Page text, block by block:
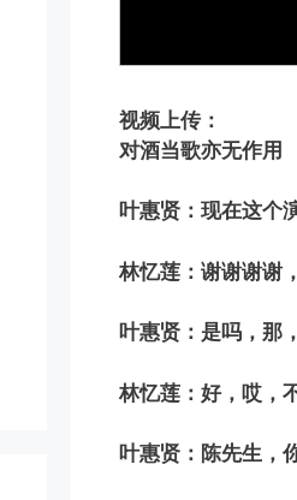
视频上传：
对酒当歌亦无作用
叶惠贤：现在这个
林忆莲：谢谢谢谢
叶惠贤：是吗，那
林忆莲：好，哎，
叶惠贤：陈先生，